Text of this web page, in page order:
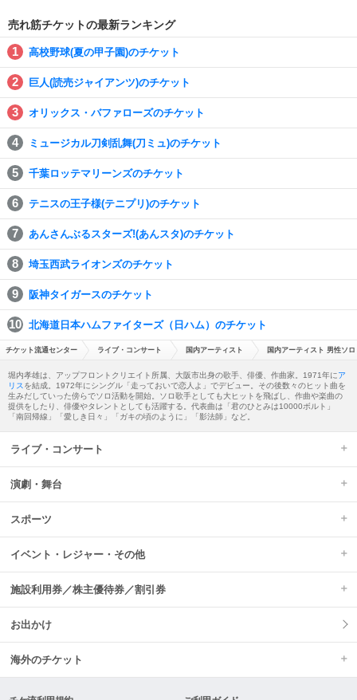
売れ筋チケットの最新ランキング
高校野球(夏の甲子園)のチケット
巨人(読売ジャイアンツ)のチケット
オリックス・バファローズのチケット
ミュージカル刀剣乱舞(刀ミュ)のチケット
千葉ロッテマリーンズのチケット
テニスの王子様(テニプリ)のチケット
あんさんぶるスターズ!(あんスタ)のチケット
埼玉西武ライオンズのチケット
阪神タイガースのチケット
北海道日本ハムファイターズ（日ハム）のチケット
チケット流通センター ライブ・コンサート 国内アーティスト 国内アーティスト 男性ソロ
堀内孝雄は、アップフロントクリエイト所属、大阪市出身の歌手、俳優、作曲家。1971年にア
リス を結成。1972年にシングル「走っておいで恋人よ」でデビュー。その後数々のヒット曲を
生みだしていった傍らでソロ活動を開始。ソロ歌手としても大ヒットを飛ばし、作曲や楽曲の
提供をしたり、俳優やタレントとしても活躍する。代表曲は「君のひとみは10000ボルト」
「南回帰線」「愛しき日々」「ガキの頃のように」「影法師」など。
ライブ・コンサート
演劇・舞台
スポーツ
イベント・レジャー・その他
施設利用券／株主優待券／割引券
お出かけ
海外のチケット